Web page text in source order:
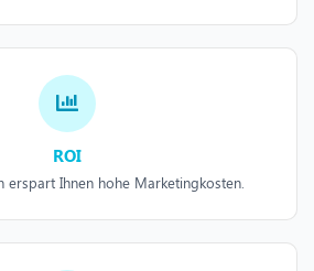
ROI
erspart Ihnen hohe Marketingkosten.